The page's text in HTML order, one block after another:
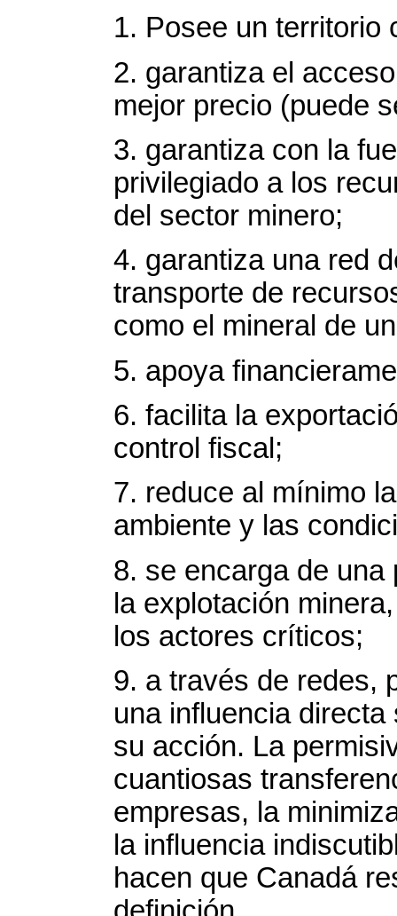
1. Posee un territorio
2. garantiza el
mejor precio (puede
3. garantiza con la
privilegiado a los
del sector minero;
4. garantiza una red
transporte de
como el mineral de
5. apoya
6. facilita la
control fiscal;
7. reduce al mínimo
ambiente y las
8. se encarga de
la explotación
los actores críticos;
9. a través de redes,
una influencia
su acción. La
cuantiosas
empresas, la
la influencia
hacen que Canadá